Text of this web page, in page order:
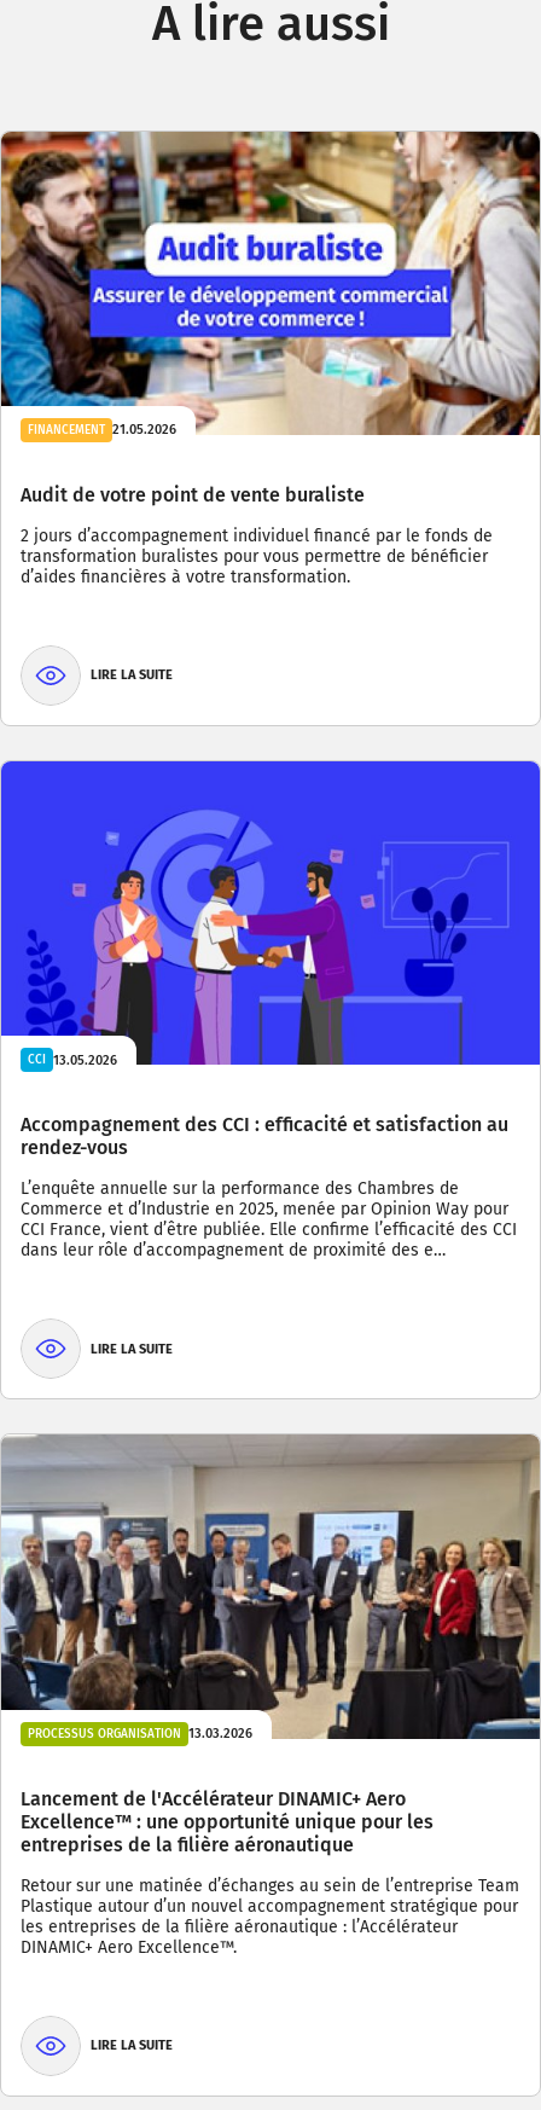
A lire aussi
FINANCEMENT 21.05.2026
Audit de votre point de vente buraliste
2 jours d’accompagnement individuel financé par le fonds de
transformation buralistes pour vous permettre de bénéficier
d’aides financières à votre transformation.
LIRE LA SUITE
CCI 13.05.2026
Accompagnement des CCI : efficacité et satisfaction au
rendez-vous
L’enquête annuelle sur la performance des Chambres de
Commerce et d’Industrie en 2025, menée par Opinion Way pour
CCI France, vient d’être publiée. Elle confirme l’efficacité des CCI
dans leur rôle d’accompagnement de proximité des e…
LIRE LA SUITE
PROCESSUS ORGANISATION 13.03.2026
Lancement de l'Accélérateur DINAMIC+ Aero
Excellence™ : une opportunité unique pour les
entreprises de la filière aéronautique
Retour sur une matinée d’échanges au sein de l’entreprise Team
Plastique autour d’un nouvel accompagnement stratégique pour
les entreprises de la filière aéronautique : l’Accélérateur
DINAMIC+ Aero Excellence™.
LIRE LA SUITE